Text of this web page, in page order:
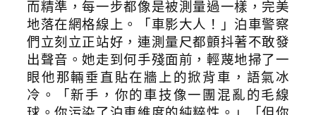
而精準，每一步都像是被測量過一樣，完美
地落在網格線上。「車影大人！」泊車警察
們立刻立正站好，連測量尺都顫抖著不敢發
出聲音。她走到何手殘面前，輕蔑地掃了一
眼他那輛垂直貼在牆上的掀背車，語氣冰
冷。「新手，你的車技像一團混亂的毛線